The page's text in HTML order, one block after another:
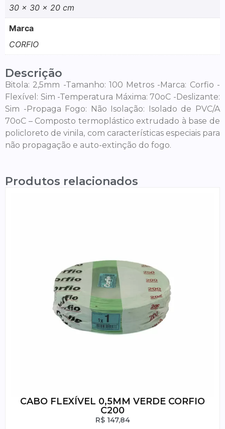
30 × 30 × 20 cm
Marca
CORFIO
Descrição
Bitola: 2,5mm -Tamanho: 100 Metros -Marca: Corfio -
Flexível: Sim -Temperatura Máxima: 70oC -Deslizante:
Sim -Propaga Fogo: Não Isolação: Isolado de PVC/A
70oC – Composto termoplástico extrudado à base de
policloreto de vinila, com características especiais para
não propagação e auto-extinção do fogo.
Produtos relacionados
CABO FLEXÍVEL 0,5MM VERDE CORFIO
C200
R$147,84